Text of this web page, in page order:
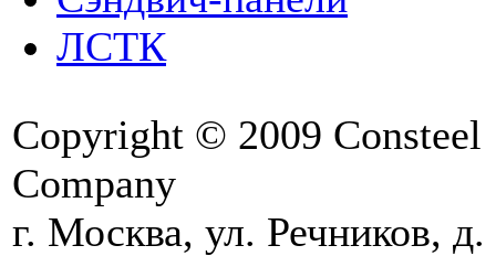
ЛСТК
Copyright © 2009 Consteel
Company
г. Москва, ул. Речников, д.